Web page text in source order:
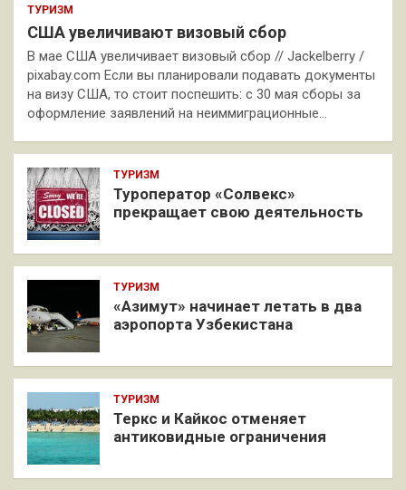
ТУРИЗМ
США увеличивают визовый сбор
В мае США увеличивает визовый сбор // Jackelberry /
pixabay.com Если вы планировали подавать документы
на визу США, то стоит поспешить: с 30 мая сборы за
оформление заявлений на неиммиграционные…
ТУРИЗМ
Туроператор «Солвекс»
прекращает свою деятельность
ТУРИЗМ
«Азимут» начинает летать в два
аэропорта Узбекистана
ТУРИЗМ
Теркс и Кайкос отменяет
антиковидные ограничения